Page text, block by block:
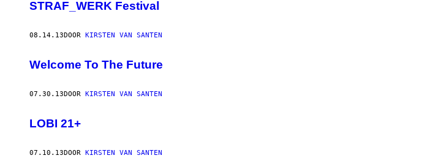
STRAF_WERK Festival
08.14.13DOOR KIRSTEN VAN SANTEN
Welcome To The Future
07.30.13DOOR KIRSTEN VAN SANTEN
LOBI 21+
07.10.13DOOR KIRSTEN VAN SANTEN